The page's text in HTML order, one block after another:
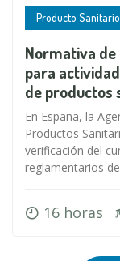
Producto Sanitario
Normativa de
para
de productos
En España, la
Productos
verificación del
reglamentarios
16 horas